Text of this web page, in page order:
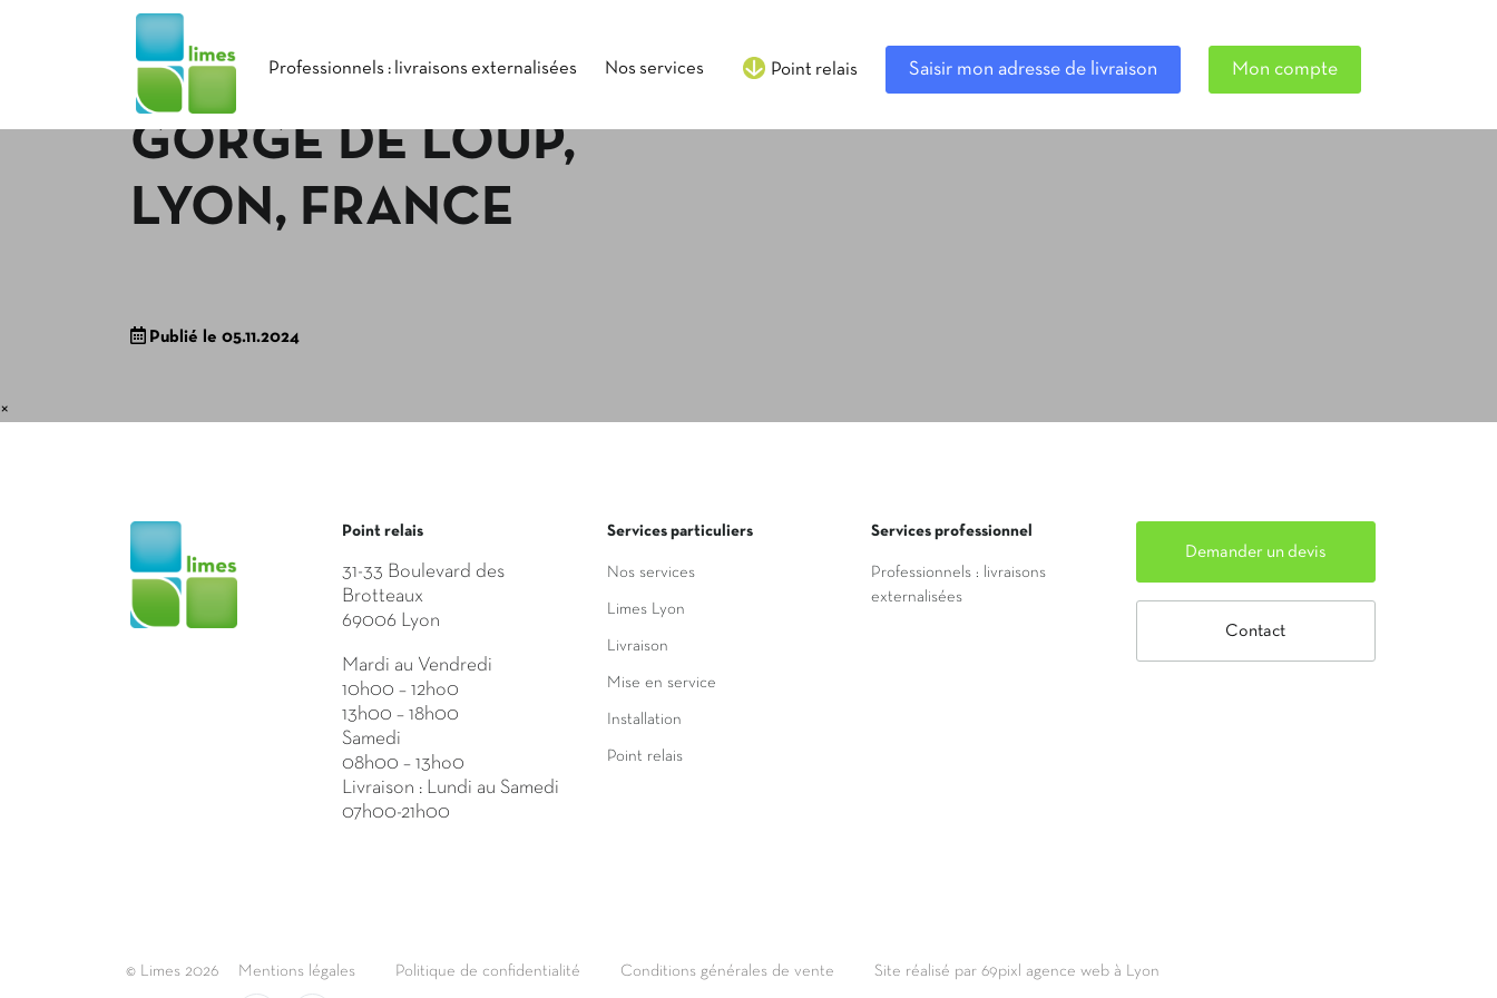
Professionnels : livraisons externalisées Nos services Point relais Saisir mon adresse de livraison Mon compte
GORGE DE LOUP,
LYON, FRANCE
Publié le 05.11.2024
×
Point relais
31-33 Boulevard des
Brotteaux
69006 Lyon
Mardi au Vendredi
10h00 – 12ho0
13h00 – 18h00
Samedi
08h00 – 13ho0
Livraison : Lundi au Samedi
07h00-21h00
Services particuliers
Nos services
Limes Lyon
Livraison
Mise en service
Installation
Point relais
Services professionnel
Professionnels : livraisons
externalisées
Demander un devis
Contact
© Limes 2026 Mentions légales Politique de confidentialité Conditions générales de vente Site réalisé par 69pixl agence web à Lyon